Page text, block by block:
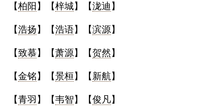
名
蛇年起名
龙年起名
兔年起名
【柏阳 】【梓城】【泷迪 】
【浩扬】【浩语】【滨源】
【致慕】【萧源】【贺然】
【金铭】【景桓】【新航】
【青羽 】【韦智】【俊凡】